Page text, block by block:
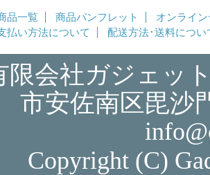
品一覧 商品パンフレット
オンライ
払い方法について
配送方法･送料につい
限会社ガジェ
市安佐南区毘沙
Copyright (C)